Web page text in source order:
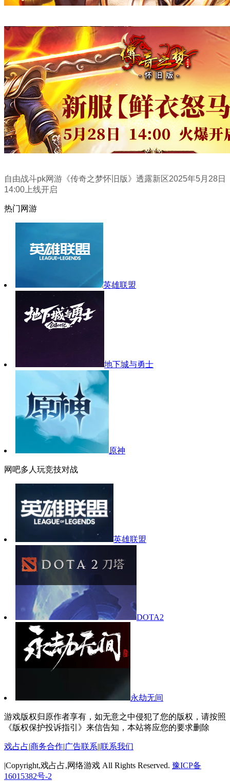
自由战斗pk网游《传奇之梦怀旧版》透露新区2025年5月28日
14:00上线开启
热门网游
英雄联盟
地下城与勇士
原神
网吧多人玩竞技对战
英雄联盟
DOTA2
永劫无间
游戏版权归原作者享有，如无意之中侵犯了您的版权，请按照
《版权保护投诉指引》来信告知，本站将应您的要求删除
戏占占|商务合作|广告联系||联系我们
|Copyright,戏占占,网络游戏 All Rights Reserved. 豫ICP备
16015382号-2